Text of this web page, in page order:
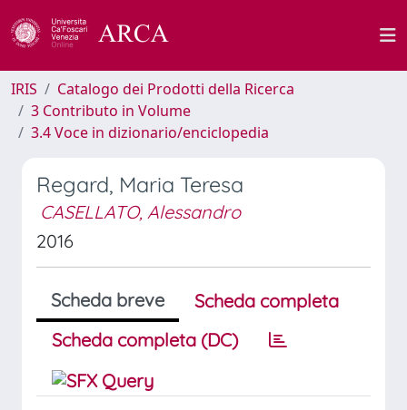
IRIS
Catalogo dei Prodotti della Ricerca
3 Contributo in Volume
3.4 Voce in dizionario/enciclopedia
Regard, Maria Teresa
CASELLATO, Alessandro
2016
Scheda breve
Scheda completa
Scheda completa (DC)